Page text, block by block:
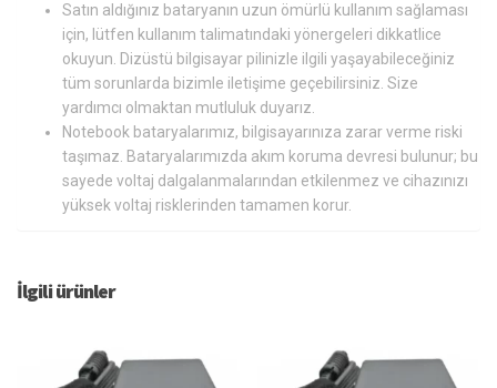
Satın aldığınız bataryanın uzun ömürlü kullanım sağlaması
için, lütfen kullanım talimatındaki yönergeleri dikkatlice
okuyun. Dizüstü bilgisayar pilinizle ilgili yaşayabileceğiniz
tüm sorunlarda bizimle iletişime geçebilirsiniz. Size
yardımcı olmaktan mutluluk duyarız.
Notebook bataryalarımız, bilgisayarınıza zarar verme riski
taşımaz. Bataryalarımızda akım koruma devresi bulunur; bu
sayede voltaj dalgalanmalarından etkilenmez ve cihazınızı
yüksek voltaj risklerinden tamamen korur.
İlgili ürünler